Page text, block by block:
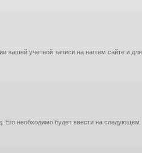
вашей учетной записи на нашем сайте и для
Его необходимо будет ввести на следующем